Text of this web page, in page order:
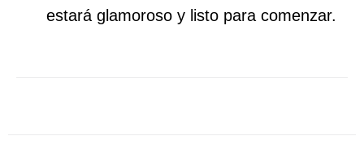
estará glamoroso y listo para comenzar.